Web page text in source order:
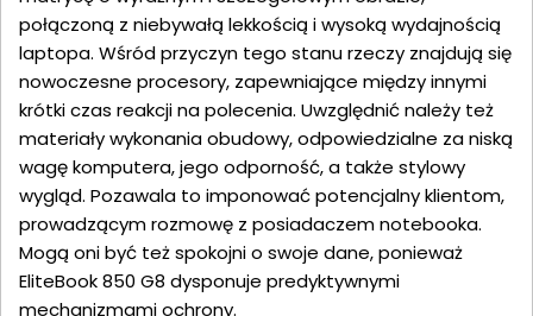
połączoną z niebywałą lekkością i wysoką wydajnością
laptopa. Wśród przyczyn tego stanu rzeczy znajdują się
nowoczesne procesory, zapewniające między innymi
krótki czas reakcji na polecenia. Uwzględnić należy też
materiały wykonania obudowy, odpowiedzialne za niską
wagę komputera, jego odporność, a także stylowy
wygląd. Pozawala to imponować potencjalny klientom,
prowadzącym rozmowę z posiadaczem notebooka.
Mogą oni być też spokojni o swoje dane, ponieważ
EliteBook 850 G8 dysponuje predyktywnymi
mechanizmami ochrony.